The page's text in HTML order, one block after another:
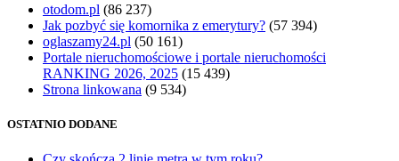
otodom.pl (86 237)
Jak pozbyć się komornika z emerytury? (57 394)
oglaszamy24.pl (50 161)
Portale nieruchomościowe i portale nieruchomości
RANKING 2026, 2025 (15 439)
Strona linkowana (9 534)
OSTATNIO DODANE